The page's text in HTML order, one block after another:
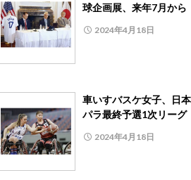
球企画展、来年7月から
2024年4月18日
車いすバスケ女子、日
パラ最終予選1次リーグ
2024年4月18日